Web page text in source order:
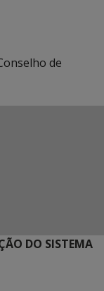
de
DO SISTEMA